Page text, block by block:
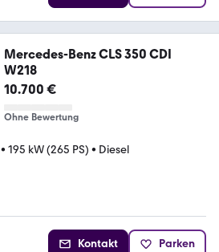
Mercedes-Benz CLS 350 CDI
W218
10.700 €
Ohne Bewertung
• 195 kW (265 PS) • Diesel
Kontakt Parken